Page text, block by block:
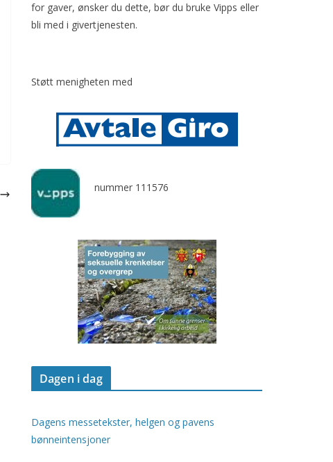
for gaver, ønsker du dette, bør du bruke Vipps eller
bli med i givertjenesten.
Støtt menigheten med
nummer 111576
Dagen i dag
Dagens messetekster, helgen og pavens
bønneintensjoner